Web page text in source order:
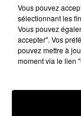
Publié : 17
s’engager
se laisser
Vous pouvez
sélectionnant les
Vous pouvez
accepter". Vos
pouvez mettre à
moment via le lien